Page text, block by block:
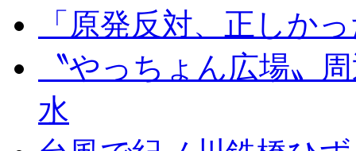
「原発反対、正しか
〝やっちょん広場〟
水